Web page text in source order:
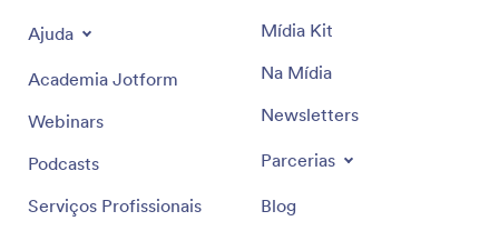
Ajuda
Academia Jotform
Webinars
Podcasts
Serviços Profissionais
Mídia Kit
Na Mídia
Newsletters
Parcerias
Blog